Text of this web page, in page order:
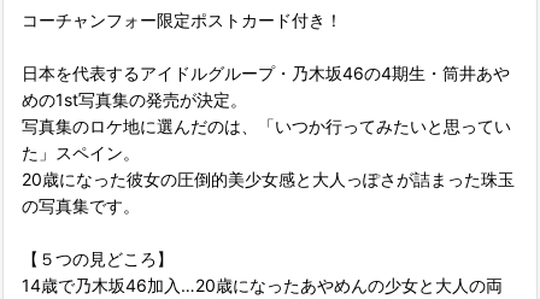
コーチャンフォー限定ポストカード付き！
日本を代表するアイドルグループ・乃木坂46の4期生・筒井あや
めの1st写真集の発売が決定。
写真集のロケ地に選んだのは、「いつか行ってみたいと思ってい
た」スペイン。
20歳になった彼女の圧倒的美少女感と大人っぽさが詰まった珠玉
の写真集です。
【５つの見どころ】
14歳で乃木坂46加入…20歳になったあやめんの少女と大人の両